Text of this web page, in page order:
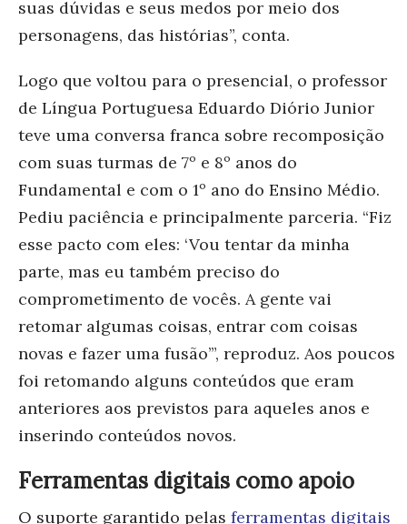
suas dúvidas e seus medos por meio dos
personagens, das histórias”, conta.
Logo que voltou para o presencial, o professor
de Língua Portuguesa Eduardo Diório Junior
teve uma conversa franca sobre recomposição
com suas turmas de 7º e 8º anos do
Fundamental e com o 1º ano do Ensino Médio.
Pediu paciência e principalmente parceria. “Fiz
esse pacto com eles: ‘Vou tentar da minha
parte, mas eu também preciso do
comprometimento de vocês. A gente vai
retomar algumas coisas, entrar com coisas
novas e fazer uma fusão’”, reproduz. Aos poucos
foi retomando alguns conteúdos que eram
anteriores aos previstos para aqueles anos e
inserindo conteúdos novos.
Ferramentas digitais como apoio
O suporte garantido pelas ferramentas digitais